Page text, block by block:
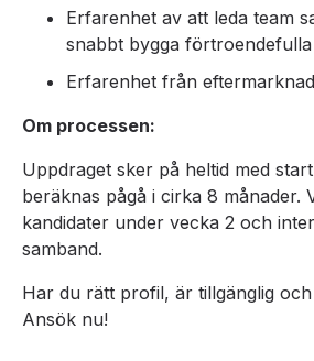
Erfarenhet av att leda team
snabbt bygga
Erfarenhet från
Om processen:
Uppdraget sker på heltid med
beräknas pågå i cirka 8 månader.
kandidater under vecka 2 och
samband.
Har du rätt profil, är tillgänglig
Ansök nu!